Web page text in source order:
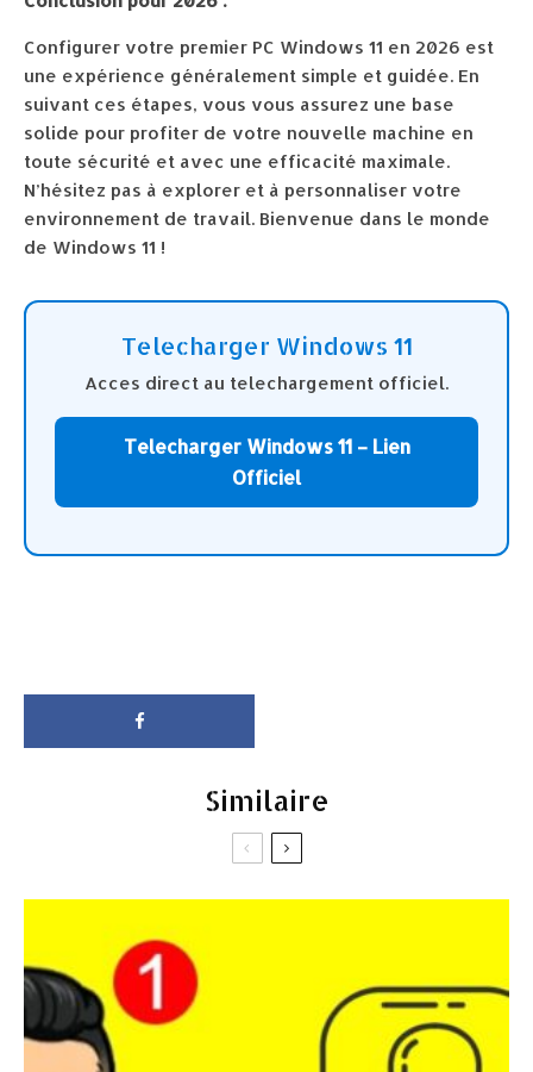
Configurer votre premier PC Windows 11 en 2026 est
une expérience généralement simple et guidée. En
suivant ces étapes, vous vous assurez une base
solide pour profiter de votre nouvelle machine en
toute sécurité et avec une efficacité maximale.
N’hésitez pas à explorer et à personnaliser votre
environnement de travail. Bienvenue dans le monde
de Windows 11 !
Telecharger Windows 11
Acces direct au telechargement officiel.
Telecharger Windows 11 – Lien
Officiel
Similaire